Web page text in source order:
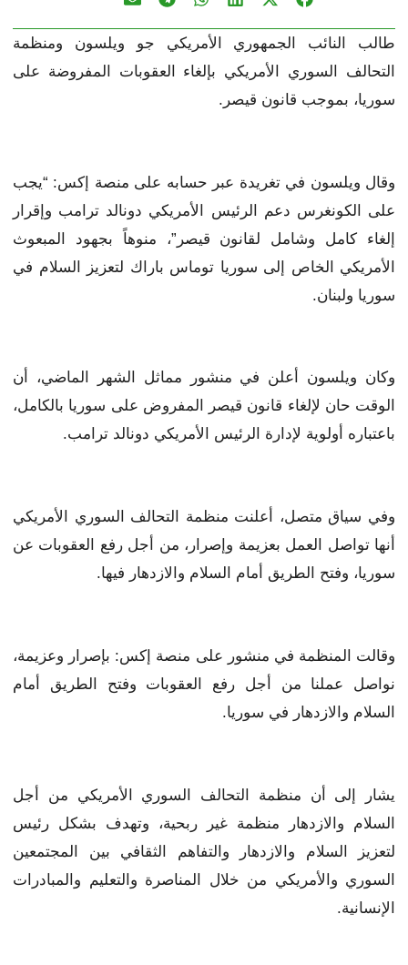
طالب النائب الجمهوري الأمريكي جو ويلسون ومنظمة
التحالف السوري الأمريكي بإلغاء العقوبات المفروضة على
سوريا، بموجب قانون قيصر.
وقال ويلسون في تغريدة عبر حسابه على منصة إكس: “يجب
على الكونغرس دعم الرئيس الأمريكي دونالد ترامب وإقرار
إلغاء كامل وشامل لقانون قيصر”، منوهاً بجهود المبعوث
الأمريكي الخاص إلى سوريا توماس باراك لتعزيز السلام في
سوريا ولبنان.
وكان ويلسون أعلن في منشور مماثل الشهر الماضي، أن
الوقت حان لإلغاء قانون قيصر المفروض على سوريا بالكامل،
باعتباره أولوية لإدارة الرئيس الأمريكي دونالد ترامب.
وفي سياق متصل، أعلنت منظمة التحالف السوري الأمريكي
أنها تواصل العمل بعزيمة وإصرار، من أجل رفع العقوبات عن
سوريا، وفتح الطريق أمام السلام والازدهار فيها.
وقالت المنظمة في منشور على منصة إكس: بإصرار وعزيمة،
نواصل عملنا من أجل رفع العقوبات وفتح الطريق أمام
السلام والازدهار في سوريا.
يشار إلى أن منظمة التحالف السوري الأمريكي من أجل
السلام والازدهار منظمة غير ربحية، وتهدف بشكل رئيس
لتعزيز السلام والازدهار والتفاهم الثقافي بين المجتمعين
السوري والأمريكي من خلال المناصرة والتعليم والمبادرات
الإنسانية.